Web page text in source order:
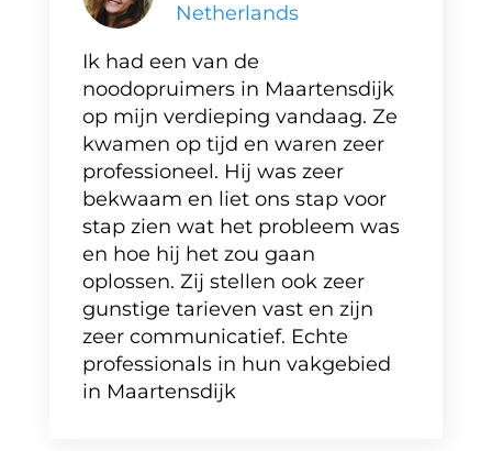
Netherlands
Ik had een van de
noodopruimers in Maartensdijk
op mijn verdieping vandaag. Ze
kwamen op tijd en waren zeer
professioneel. Hij was zeer
bekwaam en liet ons stap voor
stap zien wat het probleem was
en hoe hij het zou gaan
oplossen. Zij stellen ook zeer
gunstige tarieven vast en zijn
zeer communicatief. Echte
professionals in hun vakgebied
in Maartensdijk